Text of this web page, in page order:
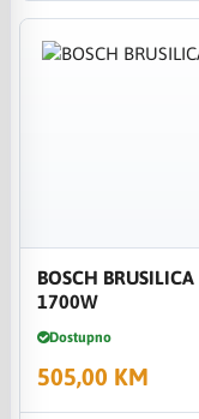
BOSCH
1700W
Dostupno
505,00 KM